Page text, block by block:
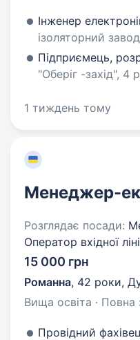
Інженер
ізоляторний
Підприємець,
"Оберіг -захід", 4
1 тиждень тому
Менеджер-
Розглядає посади:
Оператор вхідної
15 000 грн
Романна, 42 роки,
Вища освіта · Повна
Провідний